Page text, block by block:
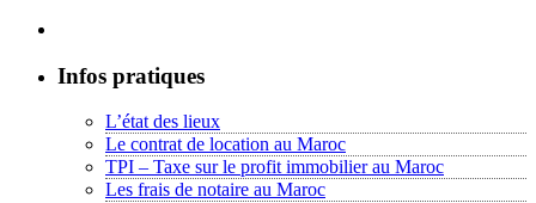
Infos pratiques
L’état des lieux
Le contrat de location au Maroc
TPI – Taxe sur le profit immobilier au Maroc
Les frais de notaire au Maroc